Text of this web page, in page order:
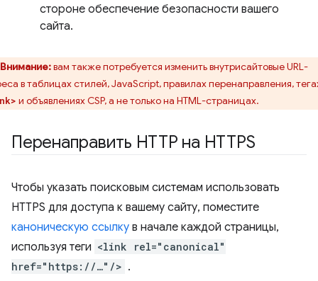
стороне обеспечение безопасности вашего
сайта.
Внимание:вам также потребуется изменить внутрисайтовые URL-
в таблицах стилей, JavaScript, правилах перенаправления,
и объявлениях CSP, а не только на HTML-страницах.
Перенаправить HTTP на HTTPS
Чтобы указать поисковым системам использовать
HTTPS для доступа к вашему сайту, поместите
каноническую ссылку в начале каждой страницы,
используя теги <link rel="canonical"
href="https://…"/> .